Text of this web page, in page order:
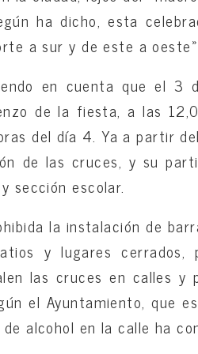
ha dicho, esta
a sur y de este a
en cuenta que el 3
de la fiesta, a las
del día 4. Ya a partir
de las cruces, y su
sección escolar.
la instalación de
y lugares cerrados,
las cruces en calles y
el Ayuntamiento, que
alcohol en la calle ha